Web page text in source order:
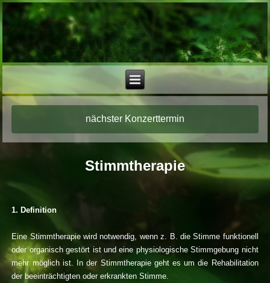
nächster Konzerttermin
Stimmtherapie
1. Definition
Eine Stimmtherapie wird notwendig, wenn z. B. die Stimme funktionell
oder organisch gestört ist und eine physiologische Stimmgebung nicht
mehr möglich ist. In der Stimmtherapie geht es um die Rehabilitation
der beeinträchtigten oder erkrankten Stimme.